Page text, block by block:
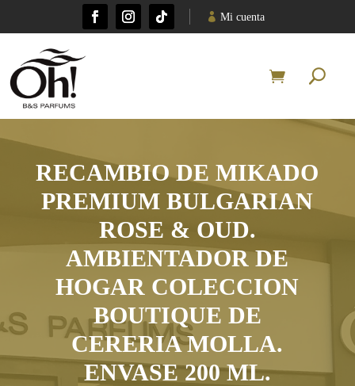
Mi cuenta
RECAMBIO DE MIKADO
PREMIUM BULGARIAN
ROSE & OUD.
AMBIENTADOR DE
HOGAR COLECCION
BOUTIQUE DE
CERERIA MOLLA.
ENVASE 200 ML.